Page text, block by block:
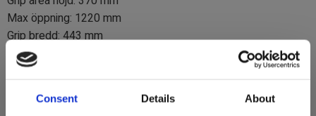
Consent Details About
Max öppning: 1220 mm
Grip bredd: 443 mm
Max tryck: 250 bar
Kapacitet: 3000 kg
Gripens rekommenderade maskinvikt: 2,0 - 6,0 ton